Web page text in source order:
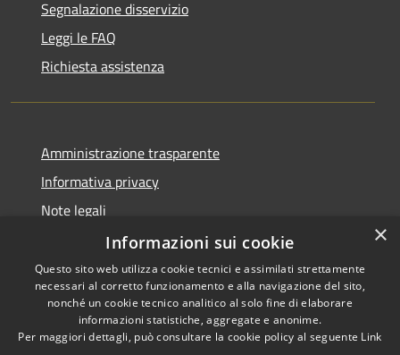
Segnalazione disservizio
Leggi le FAQ
Richiesta assistenza
Amministrazione trasparente
Informativa privacy
Note legali
Dichiarazione di accessibilità
RSS
Accessibilità
Copyright © 2026 • Comune di
Villanova d'Ardenghi • Powered
×
Informazioni sui cookie
Questo sito web utilizza cookie tecnici e assimilati strettamente
necessari al corretto funzionamento e alla navigazione del sito,
nonché un cookie tecnico analitico al solo fine di elaborare
informazioni statistiche, aggregate e anonime.
Per maggiori dettagli, può consultare la cookie policy al seguente Link